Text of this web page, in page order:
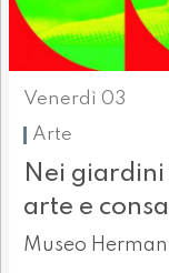
Venerdì 03
Arte
Nei giardini
arte e
Museo